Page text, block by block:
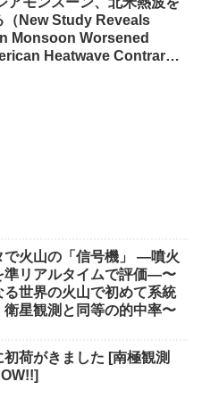
（New Study Reveals
Monsoon Worsened
Heatwave Contrary
で火山の「信号機」 ―噴火
準リアルタイムで評価―〜
る世界の火山で初めて系統
衛星観測と同等の的中率〜
初荷がきました [南極観測